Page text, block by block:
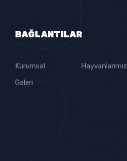
BAĞLANTILAR
Kurumsal
Hayvanlarımız
Galeri